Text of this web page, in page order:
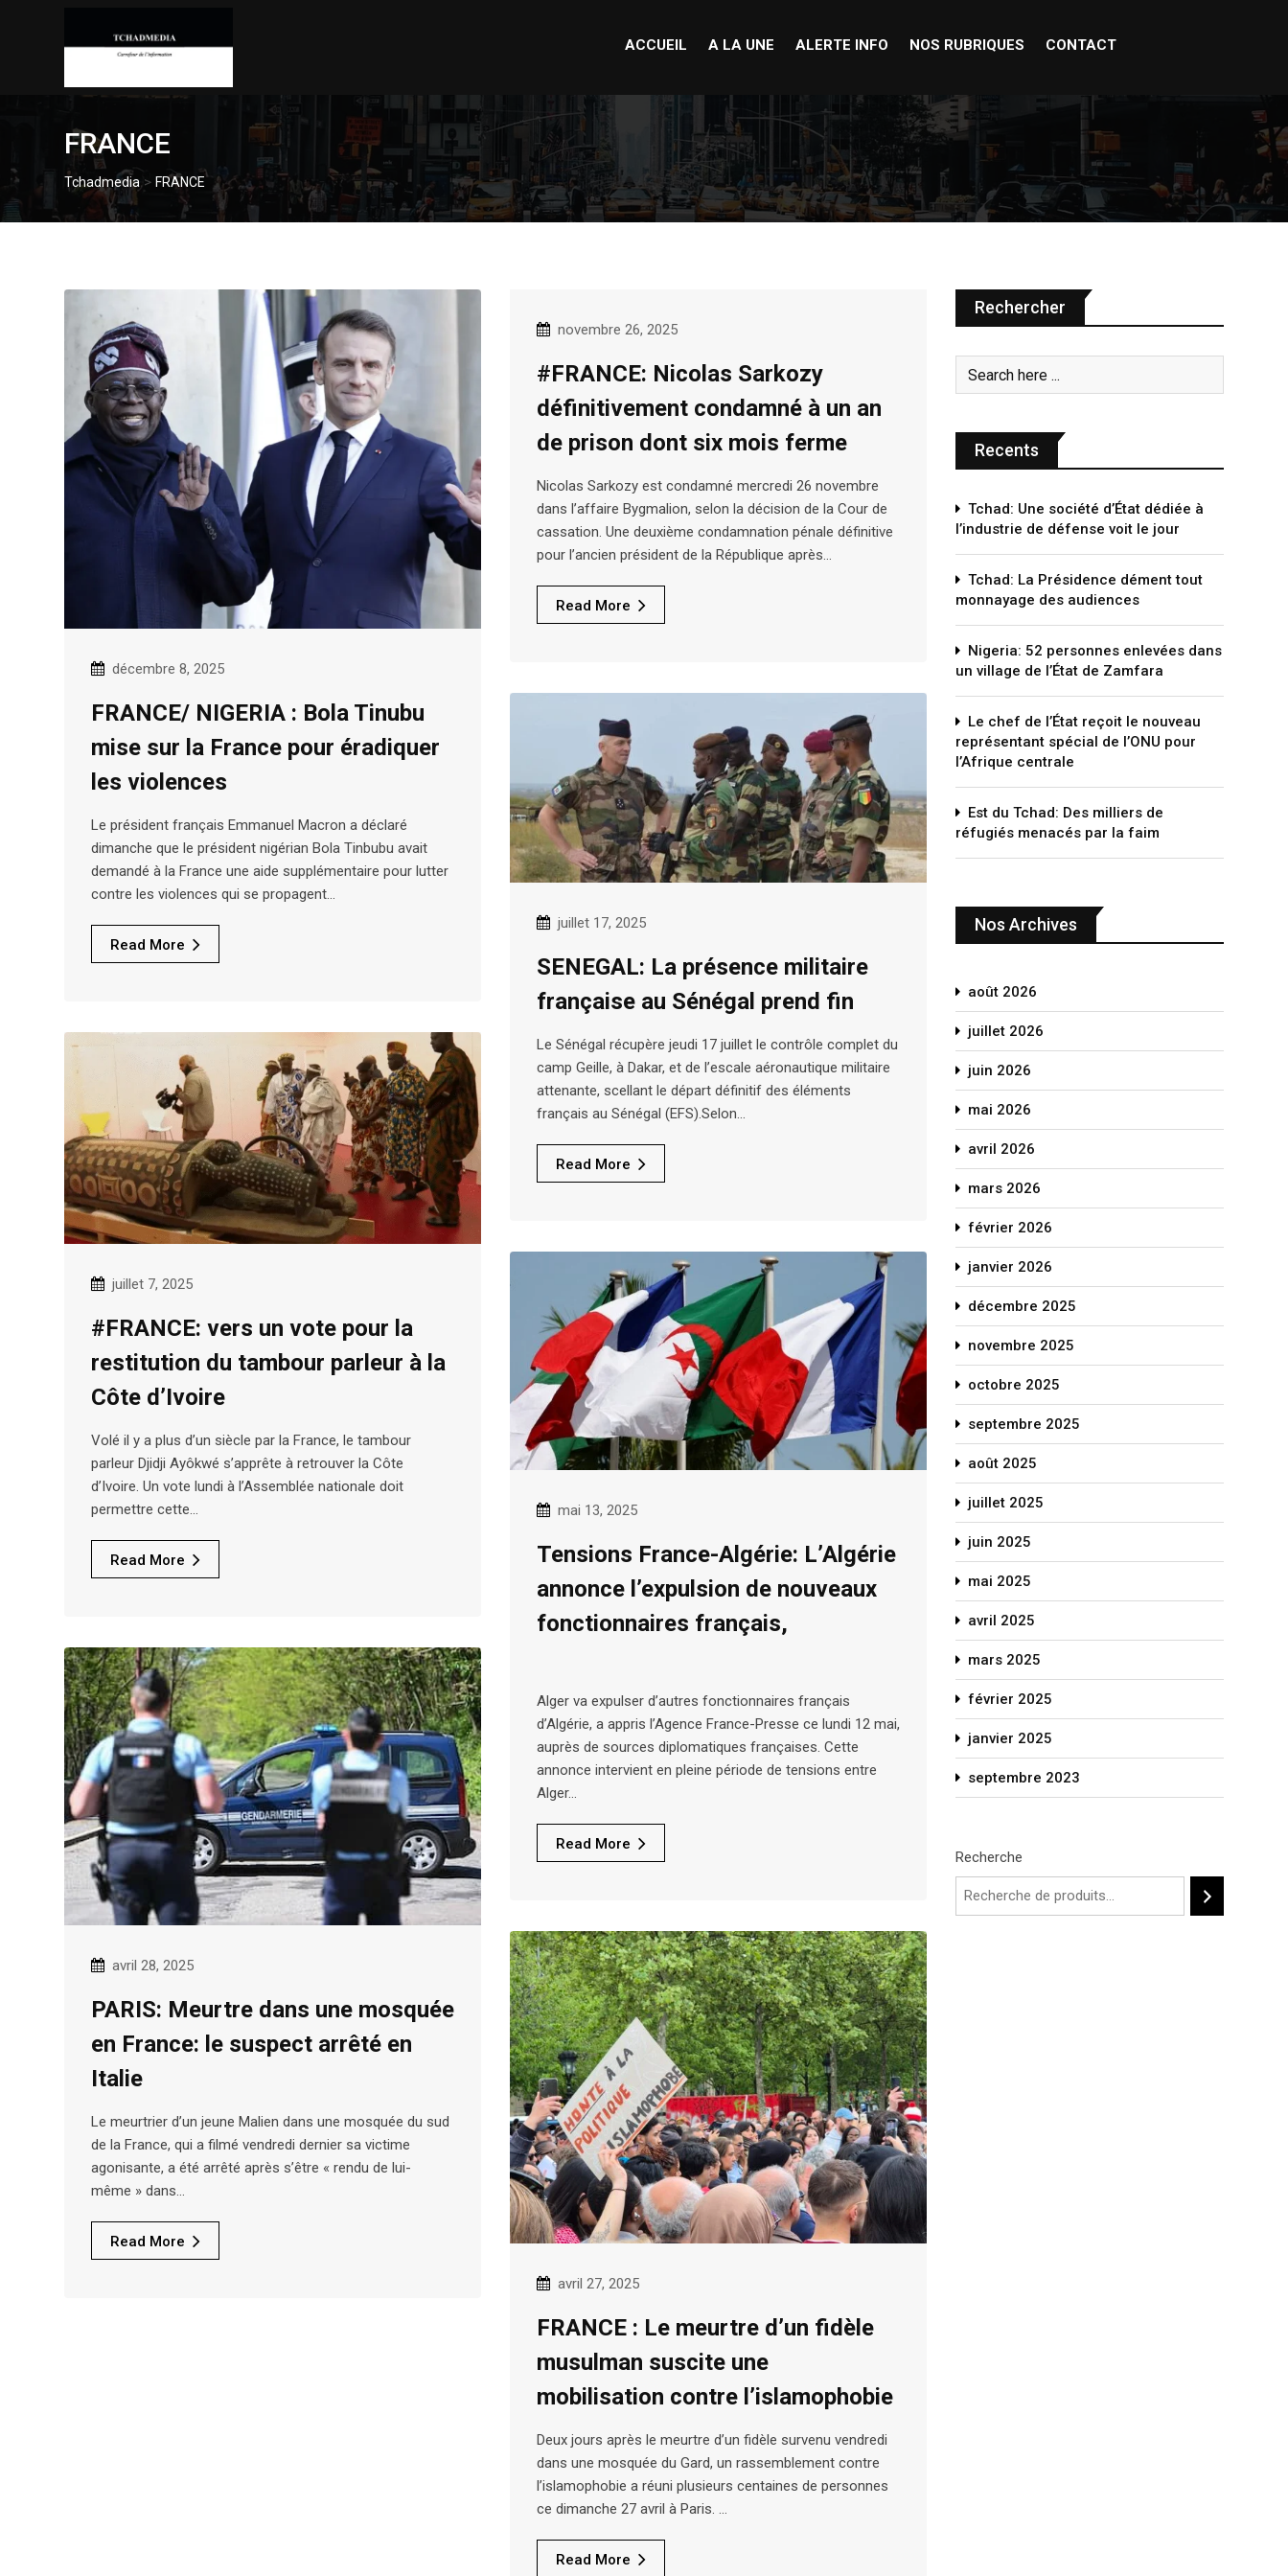
ACCUEIL A LA UNE ALERTE INFO NOS RUBRIQUES CONTACT
FRANCE
Tchadmedia> FRANCE
décembre 8, 2025
FRANCE/ NIGERIA : Bola Tinubu
mise sur la France pour éradiquer
les violences
Le président français Emmanuel Macron a déclaré
dimanche que le président nigérian Bola Tinbubu avait
demandé à la France une aide supplémentaire pour lutter
contre les violences qui se propagent…
Read More
novembre 26, 2025
#FRANCE: Nicolas Sarkozy
définitivement condamné à un an
de prison dont six mois ferme
Nicolas Sarkozy est condamné mercredi 26 novembre
dans l’affaire Bygmalion, selon la décision de la Cour de
cassation. Une deuxième condamnation pénale définitive
pour l’ancien président de la République après…
Read More
juillet 17, 2025
SENEGAL: La présence militaire
française au Sénégal prend fin
Le Sénégal récupère jeudi 17 juillet le contrôle complet du
camp Geille, à Dakar, et de l’escale aéronautique militaire
attenante, scellant le départ définitif des éléments
français au Sénégal (EFS).Selon…
Read More
juillet 7, 2025
#FRANCE: vers un vote pour la
restitution du tambour parleur à la
Côte d’Ivoire
Volé il y a plus d’un siècle par la France, le tambour
parleur Djidji Ayôkwé s’apprête à retrouver la Côte
d’Ivoire. Un vote lundi à l’Assemblée nationale doit
permettre cette…
Read More
mai 13, 2025
Tensions France-Algérie: L’Algérie
annonce l’expulsion de nouveaux
fonctionnaires français,
Alger va expulser d’autres fonctionnaires français
d’Algérie, a appris l’Agence France-Presse ce lundi 12 mai,
auprès de sources diplomatiques françaises. Cette
annonce intervient en pleine période de tensions entre
Alger…
Read More
avril 28, 2025
PARIS: Meurtre dans une mosquée
en France: le suspect arrêté en
Italie
Le meurtrier d’un jeune Malien dans une mosquée du sud
de la France, qui a filmé vendredi dernier sa victime
agonisante, a été arrêté après s’être « rendu de lui-
même » dans…
Read More
avril 27, 2025
FRANCE : Le meurtre d’un fidèle
musulman suscite une
mobilisation contre l’islamophobie
Deux jours après le meurtre d’un fidèle survenu vendredi
dans une mosquée du Gard, un rassemblement contre
l’islamophobie a réuni plusieurs centaines de personnes
ce dimanche 27 avril à Paris. …
Read More
Rechercher
Recents
Tchad: Une société d’État dédiée à
l’industrie de défense voit le jour
Tchad: La Présidence dément tout
monnayage des audiences
Nigeria: 52 personnes enlevées dans
un village de l’État de Zamfara
Le chef de l’État reçoit le nouveau
représentant spécial de l’ONU pour
l’Afrique centrale
Est du Tchad: Des milliers de
réfugiés menacés par la faim
Nos Archives
août 2026
juillet 2026
juin 2026
mai 2026
avril 2026
mars 2026
février 2026
janvier 2026
décembre 2025
novembre 2025
octobre 2025
septembre 2025
août 2025
juillet 2025
juin 2025
mai 2025
avril 2025
mars 2025
février 2025
janvier 2025
septembre 2023
Recherche